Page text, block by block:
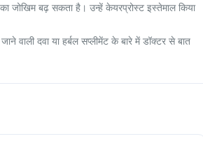
जोखिम बढ़ सकता है। उन्हें केयरप्रोस्ट इस्तेमाल किया
वाली दवा या हर्बल सप्लीमेंट के बारे में डॉक्टर से बात